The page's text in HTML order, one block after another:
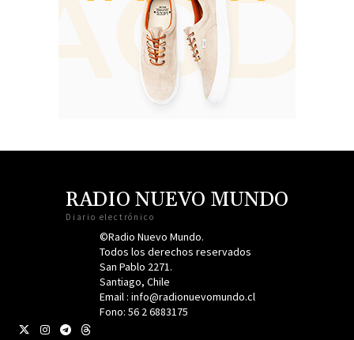
RADIO NUEVO MUNDO
Diario electrónico
©Radio Nuevo Mundo.
Todos los derechos reservados
San Pablo 2271.
Santiago, Chile
Email : info@radionuevomundo.cl
Fono: 56 2 6883175